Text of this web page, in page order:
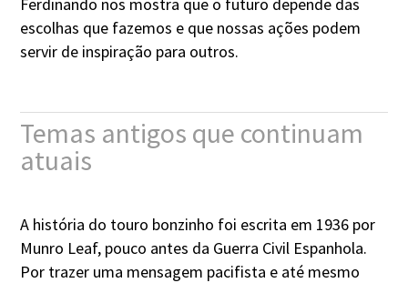
escolhas que fazemos e que nossas ações podem
servir de inspiração para outros.
Temas antigos que continuam
atuais
A história do touro bonzinho foi escrita em 1936 por
Munro Leaf, pouco antes da Guerra Civil Espanhola.
Por trazer uma mensagem pacifista e até mesmo